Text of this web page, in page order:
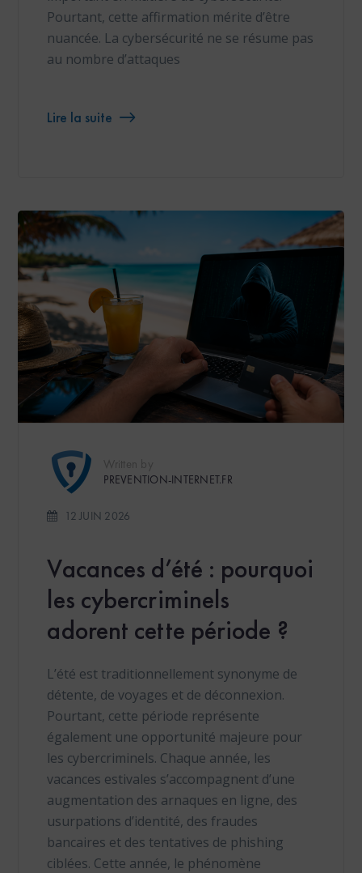
Pourtant, cette affirmation mérite d’être
nuancée. La cybersécurité ne se résume pas
au nombre d’attaques
Lire la suite
PREVENTION-INTERNET.FR
12 JUIN 2026
Vacances d’été : pourquoi
les cybercriminels
adorent cette période ?
L’été est traditionnellement synonyme de
détente, de voyages et de déconnexion.
Pourtant, cette période représente
également une opportunité majeure pour
les cybercriminels. Chaque année, les
vacances estivales s’accompagnent d’une
augmentation des arnaques en ligne, des
usurpations d’identité, des fraudes
bancaires et des tentatives de phishing
ciblées. Cette année, le phénomène